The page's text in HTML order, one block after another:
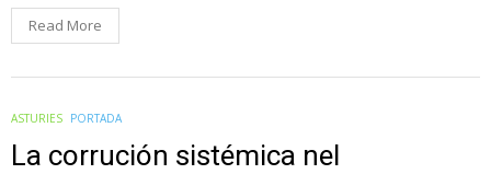
Read More
ASTURIES PORTADA
La corrución sistémica nel